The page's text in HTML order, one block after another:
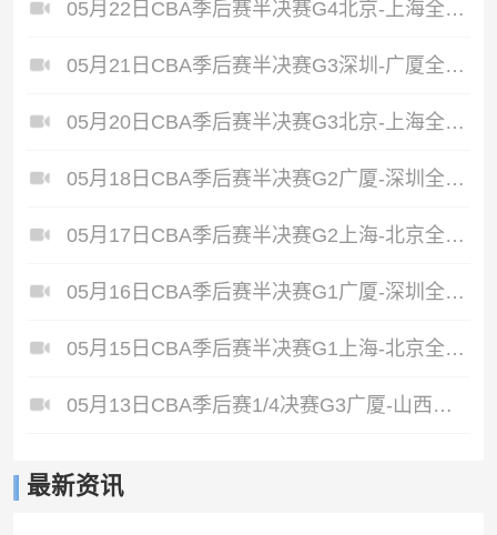
05月22日CBA季后赛半决赛G4北京-上海全场录像
05月21日CBA季后赛半决赛G3深圳-广厦全场录像
05月20日CBA季后赛半决赛G3北京-上海全场录像
05月18日CBA季后赛半决赛G2广厦-深圳全场录像
05月17日CBA季后赛半决赛G2上海-北京全场录像
05月16日CBA季后赛半决赛G1广厦-深圳全场录像
05月15日CBA季后赛半决赛G1上海-北京全场录像
05月13日CBA季后赛1/4决赛G3广厦-山西全场录像
最新资讯